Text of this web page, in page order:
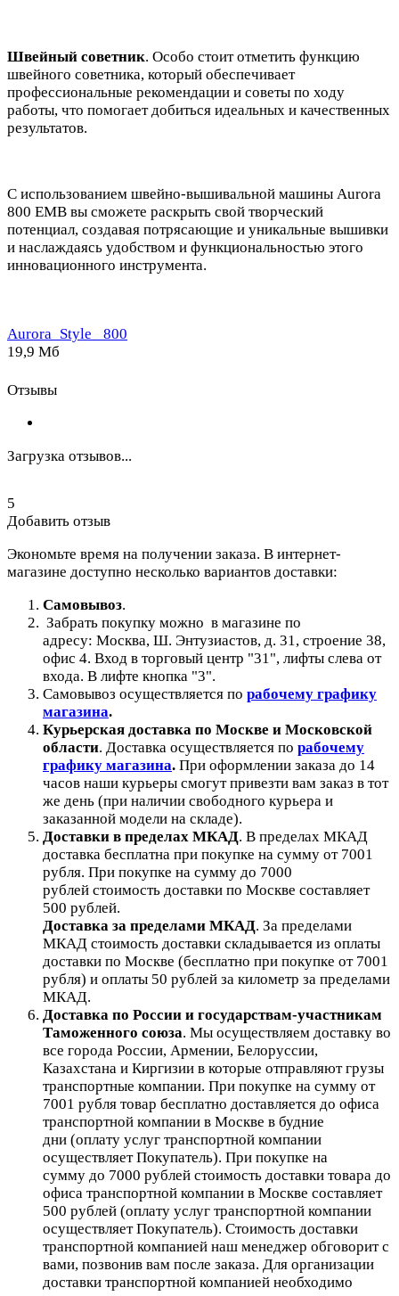
Швейный советник. Особо стоит отметить функцию
швейного советника, который обеспечивает
профессиональные рекомендации и советы по ходу
работы, что помогает добиться идеальных и качественных
результатов.
С использованием швейно-вышивальной машины Aurora
800 EMB вы сможете раскрыть свой творческий
потенциал, создавая потрясающие и уникальные вышивки
и наслаждаясь удобством и функциональностью этого
инновационного инструмента.
Aurora_Style_ 800
19,9 Мб
Отзывы
Загрузка отзывов...
5
Добавить отзыв
Экономьте время на получении заказа. В интернет-
магазине доступно несколько вариантов доставки:
Самовывоз.
Забрать покупку можно в магазине по
адресу: Москва, Ш. Энтузиастов, д. 31, строение 38,
офис 4. Вход в торговый центр "31", лифты слева от
входа. В лифте кнопка "3".
Самовывоз осуществляется по рабочему графику
магазина.
Курьерская доставка по Москве и Московской
области. Доставка осуществляется по рабочему
графику магазина. При оформлении заказа до 14
часов наши курьеры смогут привезти вам заказ в тот
же день (при наличии свободного курьера и
заказанной модели на складе).
Доставки в пределах МКАД. В пределах МКАД
доставка бесплатна при покупке на сумму от 7001
рубля. При покупке на сумму до 7000
рублей стоимость доставки по Москве составляет
500 рублей.
Доставка за пределами МКАД. За пределами
МКАД стоимость доставки складывается из оплаты
доставки по Москве (бесплатно при покупке от 7001
рубля) и оплаты 50 рублей за километр за пределами
МКАД.
Доставка по России и государствам-участникам
Таможенного союза. Мы осуществляем доставку во
все города России, Армении, Белоруссии,
Казахстана и Киргизии в которые отправляют грузы
транспортные компании. При покупке на сумму от
7001 рубля товар бесплатно доставляется до офиса
транспортной компании в Москве в будние
дни (оплату услуг транспортной компании
осуществляет Покупатель). При покупке на
сумму до 7000 рублей стоимость доставки товара до
офиса транспортной компании в Москве составляет
500 рублей (оплату услуг транспортной компании
осуществляет Покупатель). Стоимость доставки
транспортной компанией наш менеджер обговорит с
вами, позвонив вам после заказа. Для организации
доставки транспортной компанией необходимо